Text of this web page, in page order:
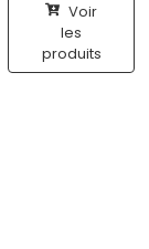
Voir
les
produits